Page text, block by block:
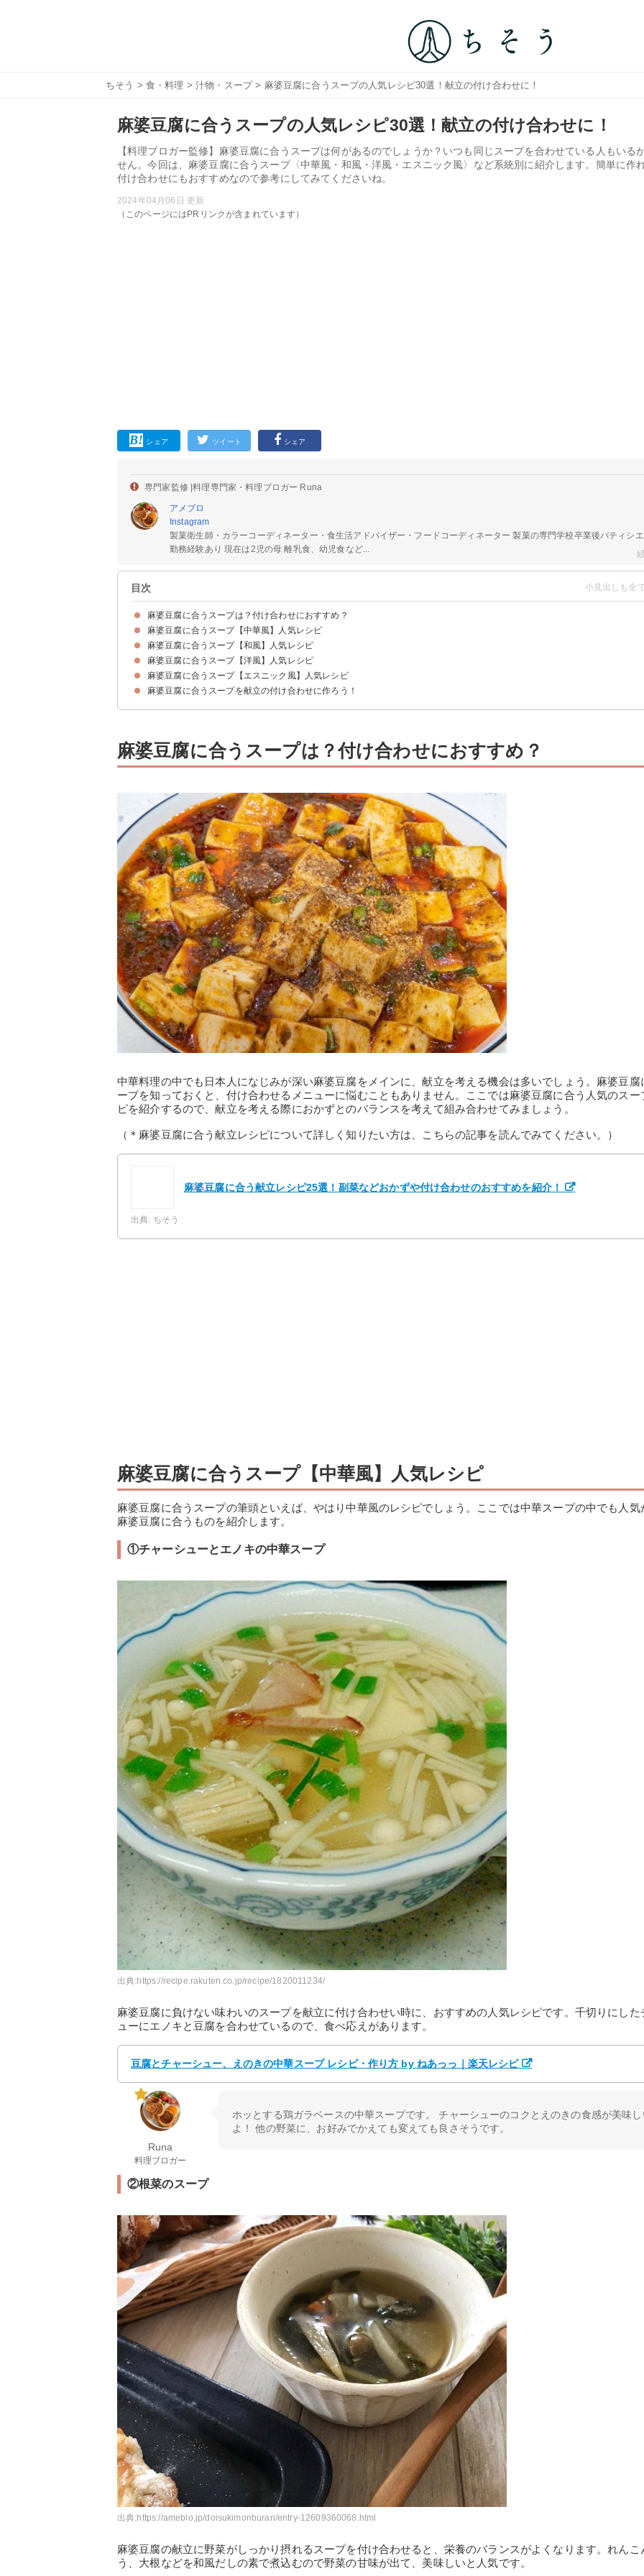
ちそう > 食・料理 >汁物・スープ> 麻婆豆腐に合うスープの人気レシピ30選！献立の付け合わせに！
麻婆豆腐に合うスープの人気レシピ30選！献立の付け合わせに！
【料理ブロガー監修】麻婆豆腐に合うスープは何があるのでしょうか？いつも同じスープを合わせている人もいる
せん。今回は、麻婆豆腐に合うスープ〈中華風・和風・洋風・エスニック風〉など系統別に紹介します。簡単に作
付け合わせにもおすすめなので参考にしてみてくださいね。
2024年04月06日 更新
（このページにはPRリンクが含まれています）
シェア ツイート シェア
専門家監修 |料理専門家・料理ブロガー Runa
アメブロ
Instagram
製菓衛生師・カラーコーディネーター・食生活アドバイザー・フードコーディネーター 製菓の専門学校卒業後パティシ
勤務経験あり 現在は2児の母 離乳食、幼児食など...
目次
麻婆豆腐に合うスープは？付け合わせにおすすめ？
麻婆豆腐に合うスープ【中華風】人気レシピ
①チャーシューとエノキの中華スープ
②根菜のスープ
③ニラと卵の中華風スープ
④卵とトマトの中華スープ
⑤わかめの中華スープ
⑥野菜と餃子のスープ
⑦卵とキムチの中華スープ
⑧レタスと卵の中華スープ
⑨豆苗とささみの中華スープ
⑩白菜とハムと春雨のスープ
⑪簡単酸辣湯
麻婆豆腐に合うスープ【和風】人気レシピ
①簡単豚汁
②味噌けんちん汁
③肉団子のスープ
④もやしのかきたま汁
⑤玉ねぎとマイタケの和風スープ
⑥わかめと梅干しの和風スープ
⑦具沢山味噌汁
麻婆豆腐に合うスープ【洋風】人気レシピ
①クラムチャウダー
②野菜のポタージュ
③卵のコンソメスープ
④大豆とごぼうのポタージュ
⑤トマトのコンソメスープ
⑥簡単コーンスープ
⑦卵と野菜の洋風スープ
⑧ミネストローネ
⑨ポトフ
麻婆豆腐に合うスープ【エスニック風】人気レシピ
①鶏団子のエスニックスープ
②タイ風の春雨スープ
③トムヤムクン
麻婆豆腐に合うスープを献立の付け合わせに作ろう！
麻婆豆腐に合うスープは？付け合わせにおすすめ？
中華料理の中でも日本人になじみが深い麻婆豆腐をメインに、献立を考える機会は多いでしょう。麻婆豆腐
ープを知っておくと、付け合わせるメニューに悩むこともありません。ここでは麻婆豆腐に合う人気のスー
ピを紹介するので、献立を考える際におかずとのバランスを考えて組み合わせてみましょう。
（＊麻婆豆腐に合う献立レシピについて詳しく知りたい方は、こちらの記事を読んでみてください。）
麻婆豆腐に合う献立レシピ25選！副菜などおかずや付け合わせのおすすめを紹介！
出典: ちそう
麻婆豆腐に合うスープ【中華風】人気レシピ
麻婆豆腐に合うスープの筆頭といえば、やはり中華風のレシピでしょう。ここでは中華スープの中でも人気
麻婆豆腐に合うものを紹介します。
①チャーシューとエノキの中華スープ
出典:https://recipe.rakuten.co.jp/recipe/1820011234/
麻婆豆腐に負けない味わいのスープを献立に付け合わせい時に、おすすめの人気レシピです。千切りにした
ューにエノキと豆腐を合わせているので、食べ応えがあります。
豆腐とチャーシュー、えのきの中華スープ レシピ・作り方 by ねあっっ｜楽天レシピ
Runa
料理ブロガー
ホッとする鶏ガラベースの中華スープです。 チャーシューのコクとえのきの食感が美味
よ！ 他の野菜に、お好みでかえても変えても良さそうです。
②根菜のスープ
出典:https://ameblo.jp/doisukimonburan/entry-12609360068.html
麻婆豆腐の献立に野菜がしっかり摂れるスープを付け合わせると、栄養のバランスがよくなります。れんこ
う、大根などを和風だしの素で煮込むので野菜の甘味が出て、美味しいと人気です。